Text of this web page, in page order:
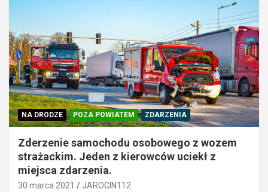
NA DRODZE POZA POWIATEM ZDARZENIA
Zderzenie samochodu osobowego z wozem
strażackim. Jeden z kierowców uciekł z
miejsca zdarzenia.
30 marca 2021 JAROCIN112